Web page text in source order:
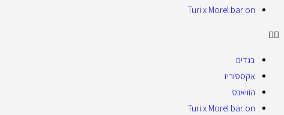
Turi x Morel bar on
בגדים
אקססוריז
הוויאנס
Turi x Morel bar on